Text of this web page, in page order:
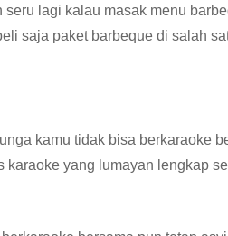
lagi kalau masak menu
saja paket barbeque di salah
kamu tidak bisa berkaraoke
karaoke yang lumayan lengkap